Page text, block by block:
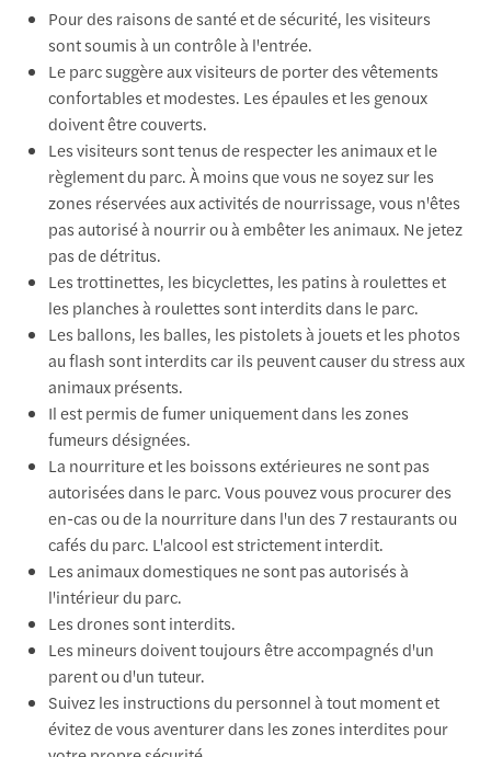
Pour des raisons de santé et de sécurité, les visiteurs
sont soumis à un contrôle à l'entrée.
Le parc suggère aux visiteurs de porter des vêtements
confortables et modestes. Les épaules et les genoux
doivent être couverts.
Les visiteurs sont tenus de respecter les animaux et le
règlement du parc. À moins que vous ne soyez sur les
zones réservées aux activités de nourrissage, vous n'êtes
pas autorisé à nourrir ou à embêter les animaux. Ne jetez
pas de détritus.
Les trottinettes, les bicyclettes, les patins à roulettes et
les planches à roulettes sont interdits dans le parc.
Les ballons, les balles, les pistolets à jouets et les photos
au flash sont interdits car ils peuvent causer du stress aux
animaux présents.
Il est permis de fumer uniquement dans les zones
fumeurs désignées.
La nourriture et les boissons extérieures ne sont pas
autorisées dans le parc. Vous pouvez vous procurer des
en-cas ou de la nourriture dans l'un des 7 restaurants ou
cafés du parc. L'alcool est strictement interdit.
Les animaux domestiques ne sont pas autorisés à
l'intérieur du parc.
Les drones sont interdits.
Les mineurs doivent toujours être accompagnés d'un
parent ou d'un tuteur.
Suivez les instructions du personnel à tout moment et
évitez de vous aventurer dans les zones interdites pour